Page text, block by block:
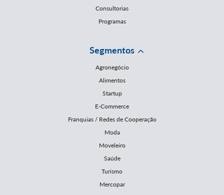
Consultorias
Programas
Segmentos
Agronegócio
Alimentos
Startup
E-Commerce
Franquias / Redes de Cooperação
Moda
Moveleiro
Saúde
Turismo
Mercopar